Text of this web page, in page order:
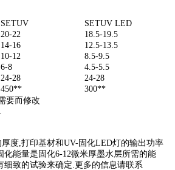
SETUV
SETUV LED
20-22
18.5-19.5
14-16
12.5-13.5
10-12
8.5-9.5
6-8
4.5-5.5
24-28
24-28
450**
300**
要而修改
厚度, 打印基材和UV-固化LED灯的输出功率
化能量是固化6-12微米厚墨水层所需的能
细致的试验来确定 更多的信息请联系
户定制的6米超长型UVLED固化机
说明： 200mm超长型固化机 技术参数及特
10-28